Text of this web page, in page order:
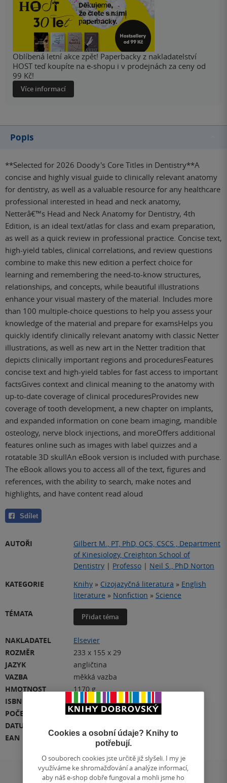
Oblíbená letní akce zpět! Paperbacky z nakladatelství
HOST teď koupíte na e-shopu i v prodejnách za ceny od
99 Kč!
Více informací
Popis
**Selected for 2026 Doody's Core Titles in Dentistry**A
concise and highly visual guide to clinically relevant anatomy
for dentistry, as well as a valuable resource for any healthcare
professional interested in head and neck anatomy,
Netterâ€™s Head and Neck Anatomy for Dentistry, 4th
Edition, is an ideal text/atlas for class and exam preparation,
as well as a quick review in professional practice. Concise text,
high-yield tables, clinical correlations, and review questions
combine to make this new edition a perfect choice for
learning and remembering the need-to-know structures,
relationships, and concepts, while beautiful illustrations
enhance your visual mastery of the material. Includes more
than 100 multiple-choice questions to help you assess your
knowledge of the material and prepare for examsHelps you
quickly identify clinically relevant anatomy with classic Netter
illustrations, as well as new art in the Netter tradition that
depicts clinically important regions and proceduresFeatures
concise text and high-yield tables for fast access to important
factsGives context and clinical meaning to the anatomy with
up-to-date coverage of clinical proceduresProvides new
coverage of tooth development, a new chapter on implants,
and expanded information on cone beam imaging, mandible
osteology, nerve block injections, and moreOffers additional
features online such as images with label quizzes and a
rotatable 3D skullAn eBook version is included with purchase.
The eBook allows you to access all of the text, figures and
references, with the ability to search, make notes and
highlights, and have content read aloud
Sdílet
AUTOŘI
Gilbert M., PT, PhD, OCS, CSCS , Department
of Kinesiology, Creighton School of
Dentistry | Professo | Neil S., PhD Norton
KATEGORIE
Knihy » Cizojazyčná literatura » English
literature » Nonfiction » Science
TÉMATA
Přidat téma
NAKLADATEL
Elsevier
ROZMĚR
233 x 155 x 29
JAZYK
angličtina
VAZBA
měkká vazba
HMOTNOST
1170 g
ISBN
978-0-323-79144-1
POČET STRAN
768
DATUM VYDÁNÍ
EAN
9780323791441
Cookies a osobní údaje? Knihy to
potřebují.
O souborech cookies jste určitě již slyšeli. I my je
využíváme ke shromažďování a analýze informací,
aby náš e-shop dobře fungoval a mohli jsme ho